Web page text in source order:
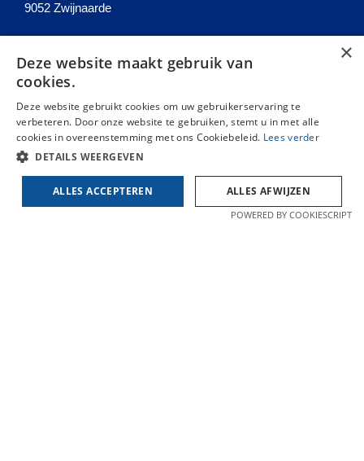
9052 Zwijnaarde
E-mail:bernard@haegeman.eu
BIV 204578
E-mail:olivier@haegeman.eu
BIV 204578
×
Deze website maakt gebruik van
cookies.
Deze website gebruikt cookies om uw gebruikerservaring te
verbeteren. Door onze website te gebruiken, stemt u in met alle
cookies in overeenstemming met ons Cookiebeleid. Lees verder
DETAILS WEERGEVEN
ALLES ACCEPTEREN ALLES AFWIJZEN
POWERED BY COOKIESCRIPT